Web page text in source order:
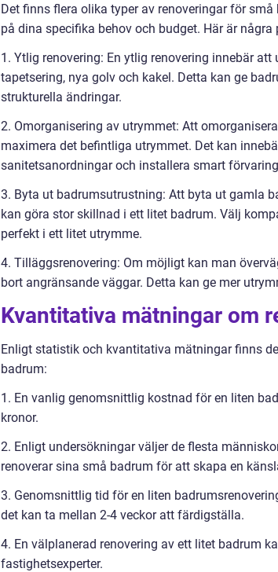
Det finns flera olika typer av renoveringar för
på dina specifika behov och budget. Här är
1. Ytlig renovering: En ytlig renovering innebär
tapetsering, nya golv och kakel. Detta kan ge
strukturella ändringar.
2. Omorganisering av utrymmet: Att
maximera det befintliga utrymmet. Det kan
sanitetsanordningar och installera smart
3. Byta ut badrumsutrustning: Att byta ut gamla
kan göra stor skillnad i ett litet badrum. Välj
perfekt i ett litet utrymme.
4. Tilläggsrenovering: Om möjligt kan man
bort angränsande väggar. Detta kan ge mer
Kvantitativa mätningar om
Enligt statistik och kvantitativa mätningar finns
badrum:
1. En vanlig genomsnittlig kostnad för en liten
kronor.
2. Enligt undersökningar väljer de flesta
renoverar sina små badrum för att skapa en
3. Genomsnittlig tid för en liten
det kan ta mellan 2-4 veckor att färdigställa.
4. En välplanerad renovering av ett litet badrum
fastighetsexperter.